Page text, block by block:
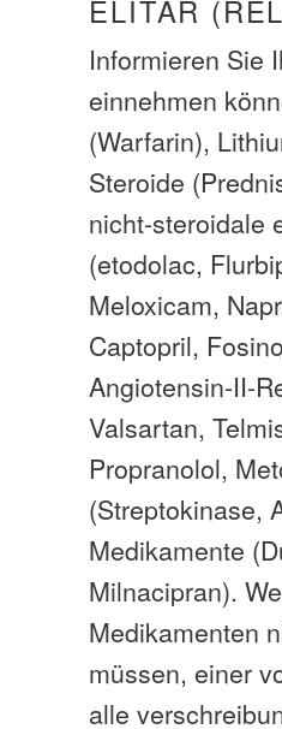
ELITAR
Informieren Sie
einnehmen
(Warfarin),
Steroide
nicht-steroidale
(etodolac,
Meloxicam,
Captopril,
Angiotensin-II-
Valsartan,
Propranolol,
(Streptokinase,
Medikamente
Milnacipran).
Medikamenten
müssen, einer
alle